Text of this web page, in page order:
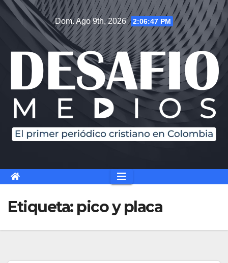
Saltar
contenido
Dom. Ago 9th, 2026 2:06:48 PM
Etiqueta: pico y placa